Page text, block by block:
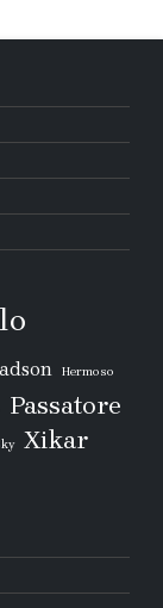
Hermoso
Passatore
Xikar